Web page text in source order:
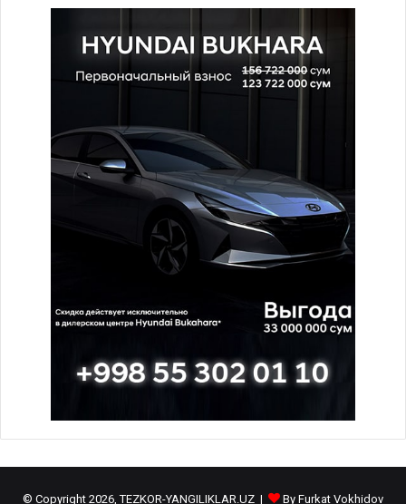
© Copyright 2026, TEZKOR-YANGILIKLAR.UZ | By Furkat Vokhidov